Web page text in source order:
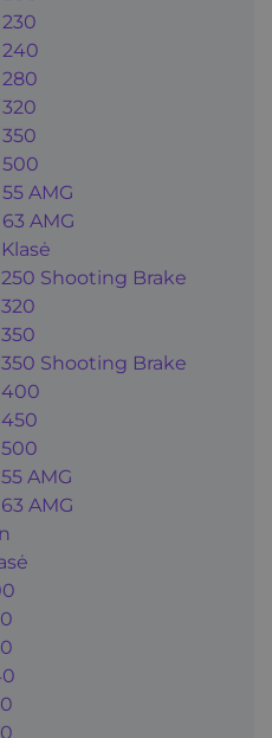
AMG
AMG
Shooting Brake
Shooting Brake
400
AMG
AMG